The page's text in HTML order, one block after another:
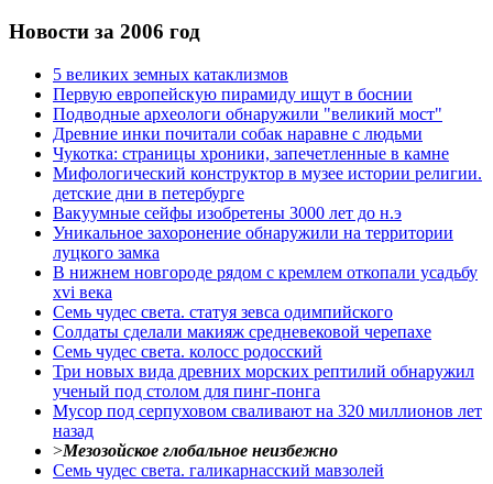
Новости за 2006 год
5 великих земных катаклизмов
Первую европейскую пирамиду ищут в боснии
Подводные археологи обнаружили "великий мост"
Древние инки почитали собак наравне с людьми
Чукотка: страницы хроники, запечетленные в камне
Мифологический конструктор в музее истории религии.
детские дни в петербурге
Вакуумные сейфы изобретены 3000 лет до н.э
Уникальное захоронение обнаружили на территории
луцкого замка
В нижнем новгороде рядом с кремлем откопали усадьбу
xvi века
Семь чудес света. статуя зевса одимпийского
Солдаты сделали макияж средневековой черепахе
Семь чудес света. колосс родосский
Три новых вида древних морских рептилий обнаружил
ученый под столом для пинг-понга
Мусор под cерпуховом сваливают на 320 миллионов лет
назад
>Мезозойское глобальное неизбежно
Семь чудес света. галикарнасский мавзолей